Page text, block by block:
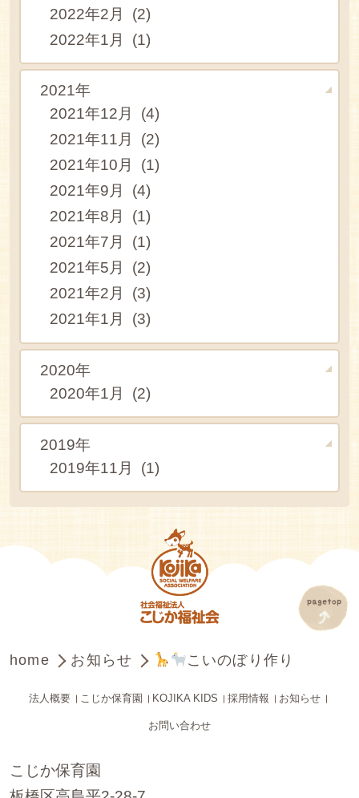
2022年2月 (2)
2022年1月 (1)
2021年
2021年12月 (4)
2021年11月 (2)
2021年10月 (1)
2021年9月 (4)
2021年8月 (1)
2021年7月 (1)
2021年5月 (2)
2021年2月 (3)
2021年1月 (3)
2020年
2020年1月 (2)
2019年
2019年11月 (1)
home お知らせ こいのぼり作り
法人概要 こじか保育園 KOJIKA KIDS 採用情報 お知らせ
お問い合わせ
こじか保育園